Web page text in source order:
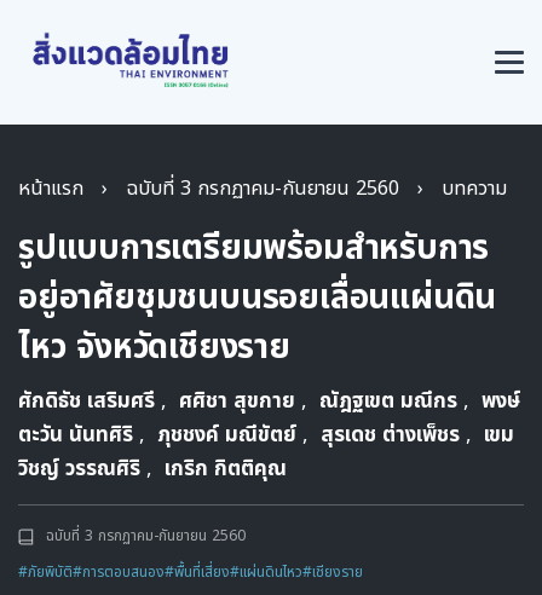
หน้าแรก › ฉบับที่ 3 กรกฏาคม-กันยายน 2560 › บทความ
รูปแบบการเตรียมพร้อมสำหรับการ
อยู่อาศัยชุมชนบนรอยเลื่อนแผ่นดิน
ไหว จังหวัดเชียงราย
ศักดิธัช เสริมศรี, ศศิชา สุขกาย , ณัฎฐเขต มณีกร, พงษ์
ตะวัน นันทศิริ, ภุชชงค์ มณีขัตย์, สุรเดช ต่างเพ็ชร, เขม
วิชญ์ วรรณศิริ, เกริก กิตติคุณ
ฉบับที่ 3 กรกฏาคม-กันยายน 2560
#ภัยพิบัติ#การตอบสนอง#พื้นที่เสี่ยง#แผ่นดินไหว#เชียงราย